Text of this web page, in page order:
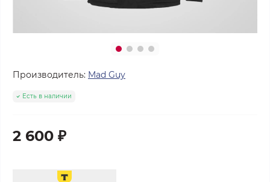
Производитель: Mad Guy
Есть в наличии
2 600 ₽